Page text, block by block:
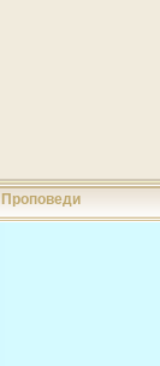
Проповеди